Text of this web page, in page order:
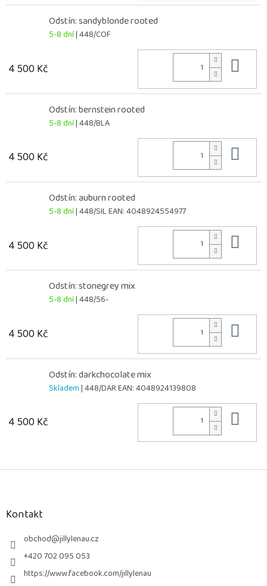
Odstín: sandyblonde rooted
5-8 dní| 448/COF
4 500 Kč
Odstín: bernstein rooted
5-8 dní| 448/BLA
4 500 Kč
Odstín: auburn rooted
5-8 dní| 448/SILEAN:4048924554977
4 500 Kč
Odstín: stonegrey mix
5-8 dní| 448/56-
4 500 Kč
Odstín: darkchocolate mix
Skladem| 448/DAREAN:4048924139808
4 500 Kč
Z
Kontakt
obchod@jillylenau.cz
+420 702 095 053
https://www.facebook.com/jillylenau